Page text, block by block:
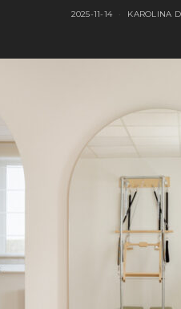
2025-11-14 KAROLINA